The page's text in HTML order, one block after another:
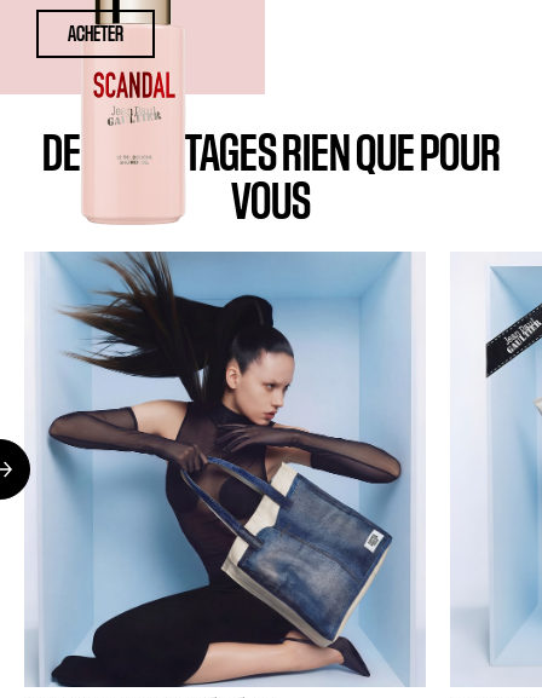
ACHETER
DES AVANTAGES RIEN QUE POUR
VOUS